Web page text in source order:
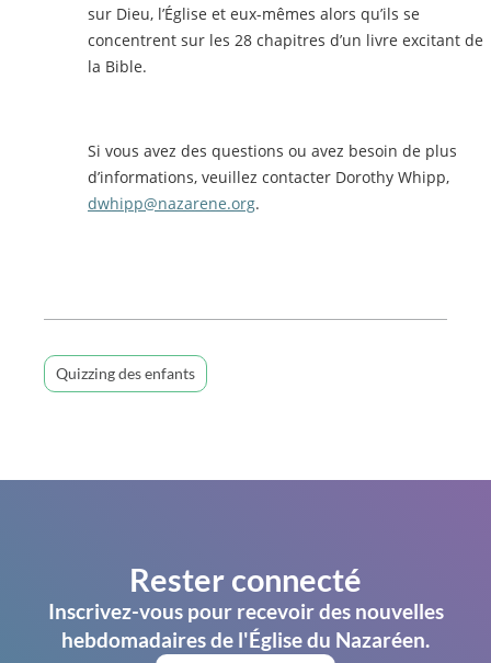
sur Dieu, l’Église et eux-mêmes alors qu’ils se
concentrent sur les 28 chapitres d’un livre excitant de
la Bible.
Si vous avez des questions ou avez besoin de plus
d’informations, veuillez contacter Dorothy Whipp,
dwhipp@nazarene.org.
Quizzing des enfants
Rester connecté
Inscrivez-vous pour recevoir des nouvelles
hebdomadaires de l'Église du Nazaréen.